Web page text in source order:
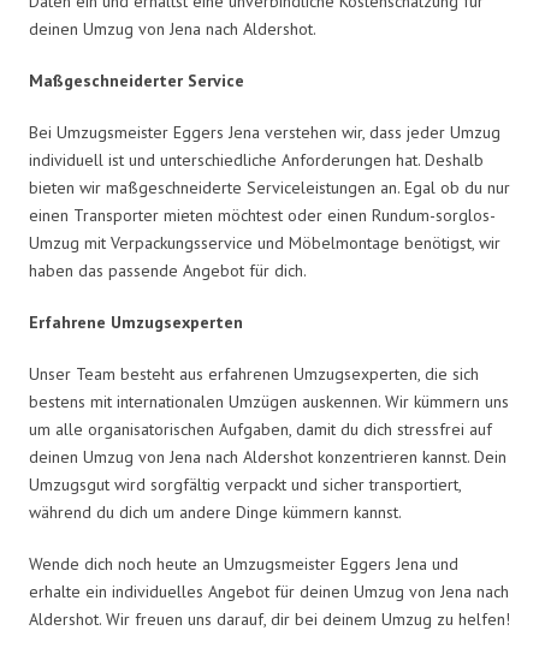
deinen Umzug von Jena nach Aldershot.
Maßgeschneiderter Service
Bei Umzugsmeister Eggers Jena verstehen wir, dass jeder Umzug
individuell ist und unterschiedliche Anforderungen hat. Deshalb
bieten wir maßgeschneiderte Serviceleistungen an. Egal ob du nur
einen Transporter mieten möchtest oder einen Rundum-sorglos-
Umzug mit Verpackungsservice und Möbelmontage benötigst, wir
haben das passende Angebot für dich.
Erfahrene Umzugsexperten
Unser Team besteht aus erfahrenen Umzugsexperten, die sich
bestens mit internationalen Umzügen auskennen. Wir kümmern uns
um alle organisatorischen Aufgaben, damit du dich stressfrei auf
deinen Umzug von Jena nach Aldershot konzentrieren kannst. Dein
Umzugsgut wird sorgfältig verpackt und sicher transportiert,
während du dich um andere Dinge kümmern kannst.
Wende dich noch heute an Umzugsmeister Eggers Jena und
erhalte ein individuelles Angebot für deinen Umzug von Jena nach
Aldershot. Wir freuen uns darauf, dir bei deinem Umzug zu helfen!